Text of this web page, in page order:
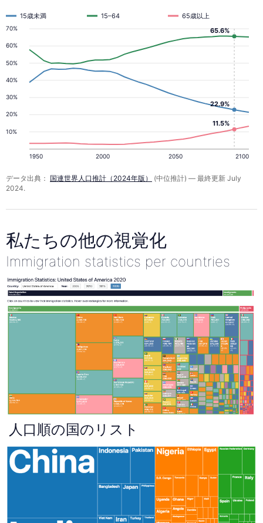
10%
20%
30%
40%
50%
60%
70%
1950 2000 2050 2100
15歳未満 15–64 65歳以上
22.9%
11.5%
65.6%
データ出典： 国連世界人口推計（2024年版）
(中位推計) — 最終更新 July
2024.
私たちの他の視覚化
Immigration statistics per countries
人口順の国のリスト